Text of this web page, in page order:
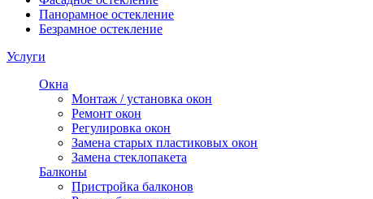
Панорамное остекление
Безрамное остекление
Услуги
Окна
Монтаж / установка окон
Ремонт окон
Регулировка окон
Замена старых пластиковых окон
Замена стеклопакета
Балконы
Пристройка балконов